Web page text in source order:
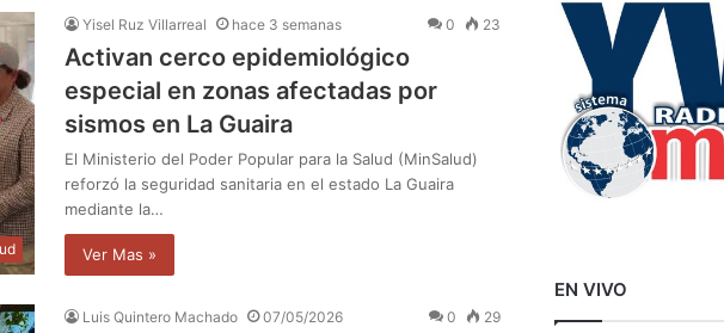
Yisel Ruz Villarreal hace 3 semanas 0 23
Activan cerco epidemiológico
especial en zonas afectadas por
sismos en La Guaira
El Ministerio del Poder Popular para la Salud (MinSalud)
reforzó la seguridad sanitaria en el estado La Guaira
mediante la…
Ver Mas »
Luis Quintero Machado 07/05/2026 0 29
EN VIVO